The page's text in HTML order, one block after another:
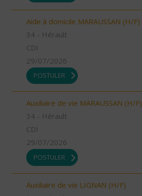
Aide à domicile MARAUSSAN (H/F)
34 - Hérault
CDI
29/07/2026
POSTULER
Auxiliaire de vie MARAUSSAN (H/F)
34 - Hérault
CDI
29/07/2026
POSTULER
Auxiliaire de vie LIGNAN (H/F)